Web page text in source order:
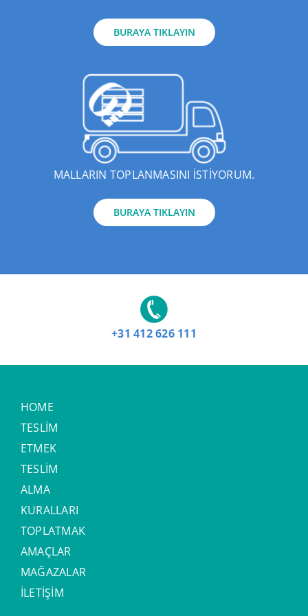
BURAYA TIKLAYIN
MALLARIN TOPLANMASINI İSTİYORUM.
BURAYA TIKLAYIN
+31 412 626 111
HOME
TESLİM
ETMEK
TESLİM
ALMA
KURALLARI
TOPLATMAK
AMAÇLAR
MAĞAZALAR
İLETİŞİM